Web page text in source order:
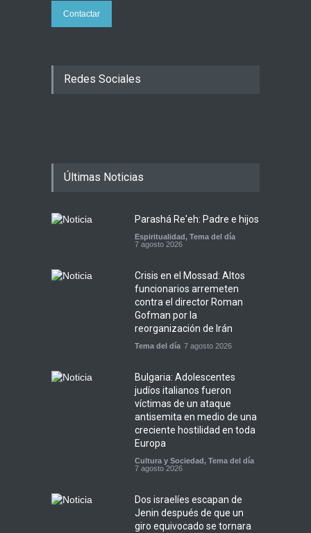
Contactar
Redes Sociales
Últimas Noticias
Parashá Re'eh: Padre e hijos
Espiritualidad, Tema del día
7 agosto 2026
Crisis en el Mossad: Altos
funcionarios arremeten
contra el director Roman
Gofman por la
reorganización de Irán
Tema del día 7 agosto 2026
Bulgaria: Adolescentes
judíos italianos fueron
víctimas de un ataque
antisemita en medio de una
creciente hostilidad en toda
Europa
Cultura y Sociedad, Tema del día
7 agosto 2026
Dos israelíes escapan de
Jenin después de que un
giro equivocado se tornara